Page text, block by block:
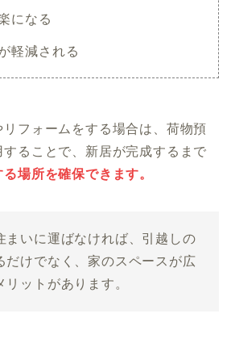
になる
軽減される
フォームをする場合は、荷物預
ることで、新居が完成するまで
場所を確保できます。
まいに運ばなければ、引越しの
だけでなく、家のスペースが広
リットがあります。